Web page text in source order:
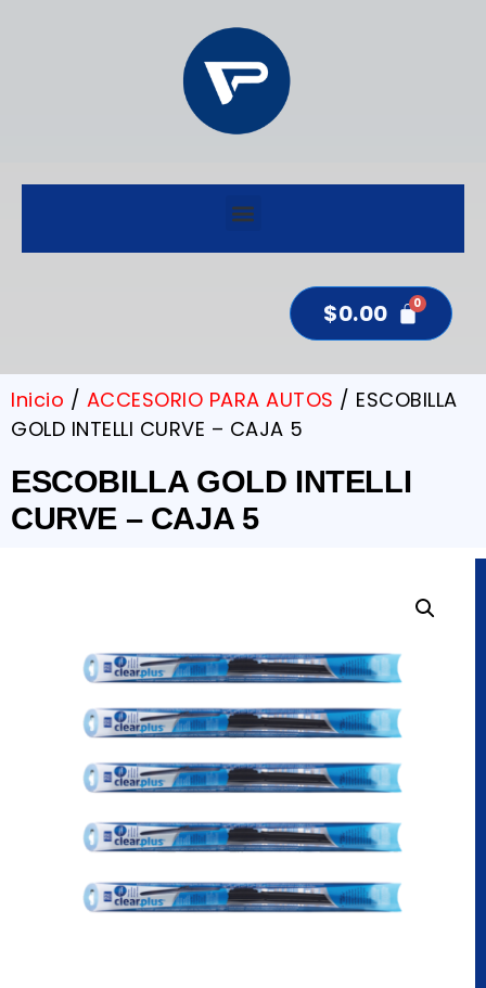
$0.00
Inicio / ACCESORIO PARA AUTOS / ESCOBILLA
GOLD INTELLI CURVE – CAJA 5
ESCOBILLA GOLD INTELLI
CURVE – CAJA 5